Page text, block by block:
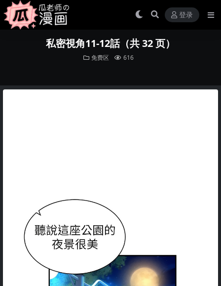
登录
私密視角11-12話（共 32 页）
免费区 616